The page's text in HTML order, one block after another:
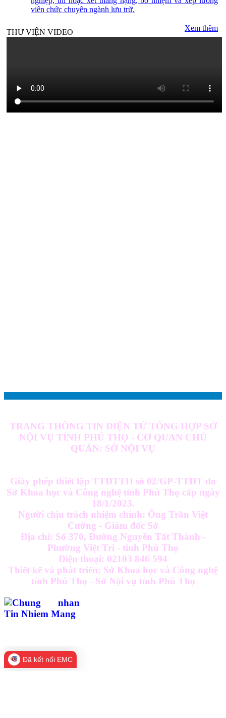
viên chức chuyên ngành lưu trữ.
Xem thêm
THƯ VIỆN VIDEO
TRANG THÔNG TIN ĐIỆN TỬ TỔNG HỢP SỞ
NỘI VỤ TỈNH PHÚ THỌ - CƠ QUAN CHỦ
QUẢN: SỞ NỘI VỤ
Giấy phép thiết lập TTĐTTH số 02/GP-TTĐT do
Sở Khoa học và Công nghệ tỉnh Phú Thọ cấp ngày
18/1/2023.
Người chịu trách nhiệm chính: Ông Trần Việt
Cường - Giám đốc Sở
Địa chỉ: Số 370, Đường Nguyễn Tất Thành -
Phường Việt Trì - tỉnh Phú Thọ
Điện thoại: 02103 846 594
Thiết kế và phát triển: Sở Khoa học và Công nghệ
tỉnh Phú Thọ - Sở Nội vụ tỉnh Phú Thọ
Đã kết nối EMC